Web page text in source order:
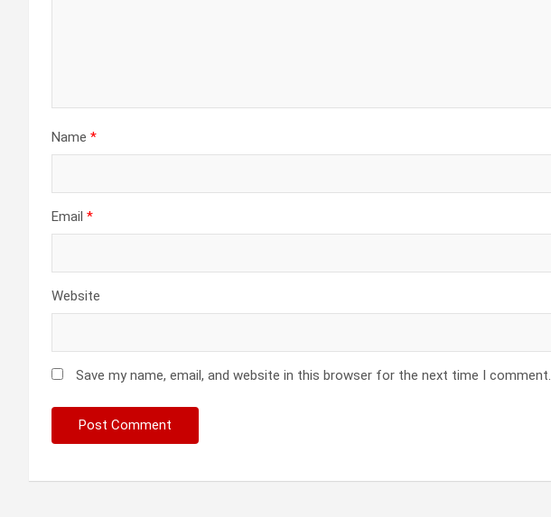
Name *
Email *
Website
Save my name, email, and website in this browser for the next time I comment.